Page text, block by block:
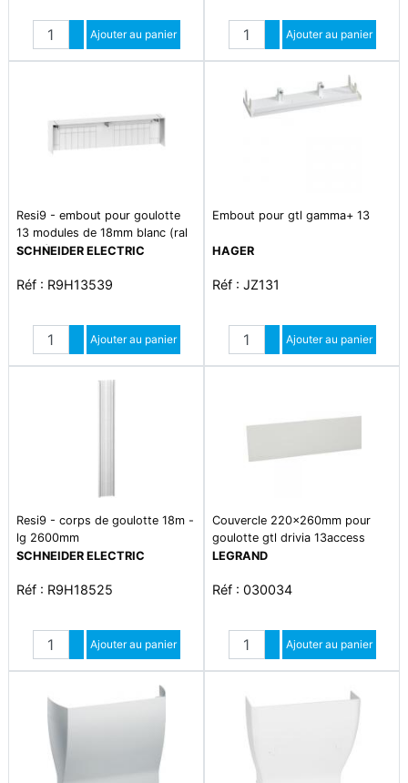
Quantité
Augmenter quantité
Diminuer quantité
Ajouter au panier Quantité
Augmenter quantité
Diminuer quantité
Ajouter au panier
Resi9 - embout pour goulotte
13 modules de 18mm blanc (ral
9003)
SCHNEIDER ELECTRIC
Réf : R9H13539
Quantité
Augmenter quantité
Diminuer quantité
Ajouter au panier
Embout pour gtl gamma+ 13
HAGER
Réf : JZ131
Quantité
Augmenter quantité
Diminuer quantité
Ajouter au panier
Resi9 - corps de goulotte 18m -
lg 2600mm
SCHNEIDER ELECTRIC
Réf : R9H18525
Quantité
Augmenter quantité
Diminuer quantité
Ajouter au panier
Couvercle 220x260mm pour
goulotte gtl drivia 13access
réference 030032
LEGRAND
Réf : 030034
Quantité
Augmenter quantité
Diminuer quantité
Ajouter au panier